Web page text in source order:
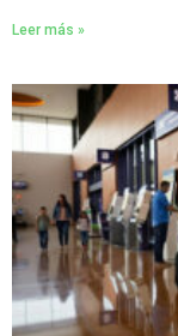
Leer más »